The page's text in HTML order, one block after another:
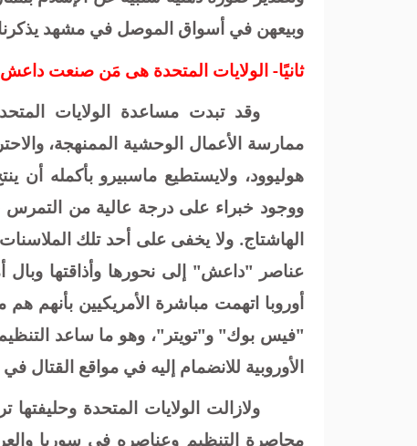
وبيعهن في أسواق الموصل في مشهد
ثانيًا-الولايات المتحدة هى مَن صنعت داعش
وقد تبدت مساعدة الولايات
ممارسة الأعمال الوحشية الممنهجة،
هوليوود، ولايستطيع ماسبيرو بأكمله أن
ووجود خبراء على درجة عالية من
الهاشتاج. ولا يخفى على أحد تلك
عناصر "داعش" إلى نحورها وأذاقتها وبال
أوروبا اتهمت مباشرة الأمريكيين بأنهم
"فيس بوك" و"تويتر"، وهو ما ساعد
الأوروبية للانضمام إليه في مواقع القتال
ولازالت الولايات المتحدة
محاصرة التنظيم وعناصره في سوريا